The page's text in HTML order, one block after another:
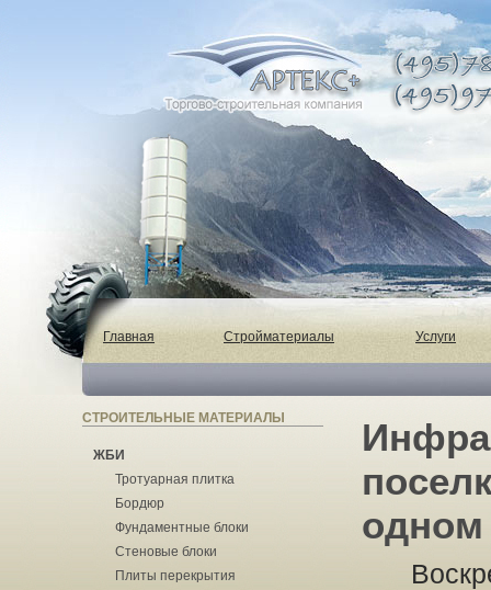
Главная Стройматериалы Услуги
СТРОИТЕЛЬНЫЕ МАТЕРИАЛЫ
ЖБИ
Тротуарная плитка
Бордюр
Фундаментные блоки
Стеновые блоки
Плиты перекрытия
одном